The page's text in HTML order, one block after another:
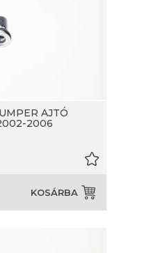
AJTÓ
2006
KOSÁRBA